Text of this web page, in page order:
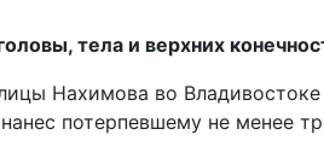
тела и верхних
Нахимова во
потерпевшему не менее